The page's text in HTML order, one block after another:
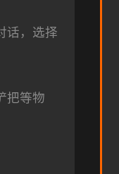
话，选择
把等物